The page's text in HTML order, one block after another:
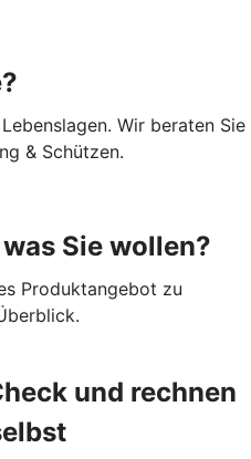
Wir beraten Sie
& Schützen.
Sie wollen?
Produktangebot zu
und rechnen